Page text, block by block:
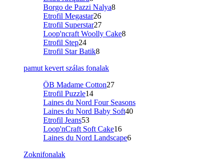
Borgo de Pazzi Nalya8
Etrofil Megastar26
Etrofil Superstar27
Loop'ncraft Woolly Cake8
Etrofil Step24
Etrofil Star Batik8
pamut kevert szálas fonalak
ÖB Madame Cotton27
Etrofil Puzzle14
Laines du Nord Four Seasons
Laines du Nord Baby Soft40
Etrofil Jeans53
Loop'nCraft Soft Cake16
Laines du Nord Landscape6
Zoknifonalak